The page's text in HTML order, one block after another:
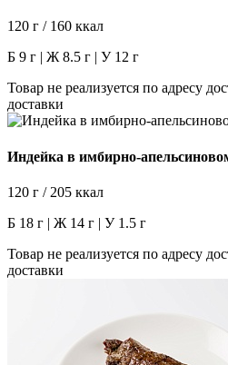
120 г / 160 ккал
Б 9 г | Ж 8.5 г | У 12 г
Товар не реализуется по адресу
доставки
Индейка в имбирно-
120 г / 205 ккал
Б 18 г | Ж 14 г | У 1.5 г
Товар не реализуется по адресу
доставки